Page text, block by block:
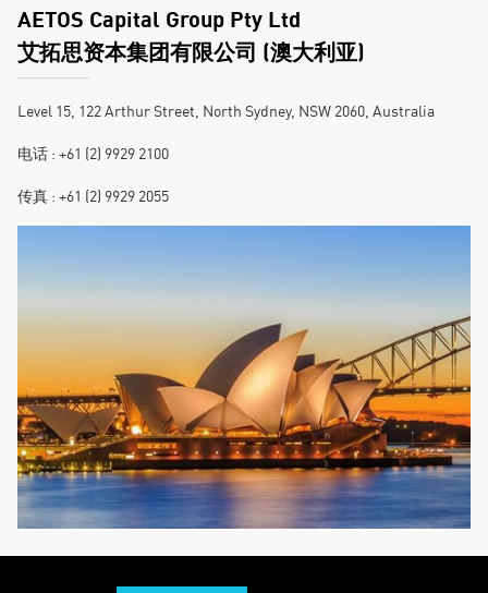
AETOS Capital Group Pty Ltd
艾拓思资本集团有限公司 (澳大利亚)
Level 15, 122 Arthur Street, North Sydney, NSW 2060, Australia
电话 : +61 (2) 9929 2100
传真 : +61 (2) 9929 2055